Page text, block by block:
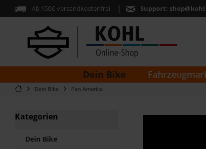
Ab 150€ versandkostenfrei Support:
Dein Bike
Dein Bike Pan America
Kategorien
Dein Bike